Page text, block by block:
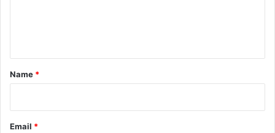
*
Name *
Email *